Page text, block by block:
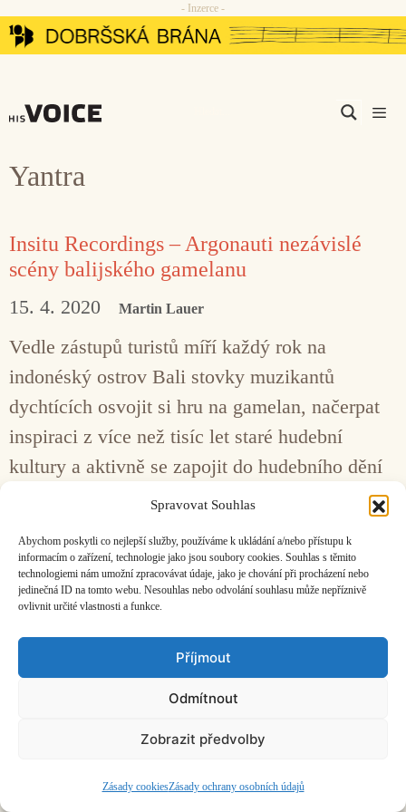
Spravovat Souhlas
Abychom poskytli co nejlepší služby, používáme k ukládání a/nebo přístupu k
informacím o zařízení, technologie jako jsou soubory cookies. Souhlas s těmito
technologiemi nám umožní zpracovávat údaje, jako je chování při procházení nebo
jedinečná ID na tomto webu. Nesouhlas nebo odvolání souhlasu může nepříznivě
ovlivnit určité vlastnosti a funkce.
Příjmout
Odmítnout
Zobrazit předvolby
Zásady cookiesZásady ochrany osobních údajů
Přeskočit
na
- Inzerce -
Yantra
Insitu Recordings – Argonauti nezávislé
scény balijského gamelanu
15. 4. 2020 Martin Lauer
Vedle zástupů turistů míří každý rok na
indonéský ostrov Bali stovky muzikantů
dychtících osvojit si hru na gamelan, načerpat
inspiraci z více než tisíc let staré hudební
kultury a aktivně se zapojit do hudebního dění
Facebook
Bandcamp
Mail
založeno 2001 | Kontaktujte nás: